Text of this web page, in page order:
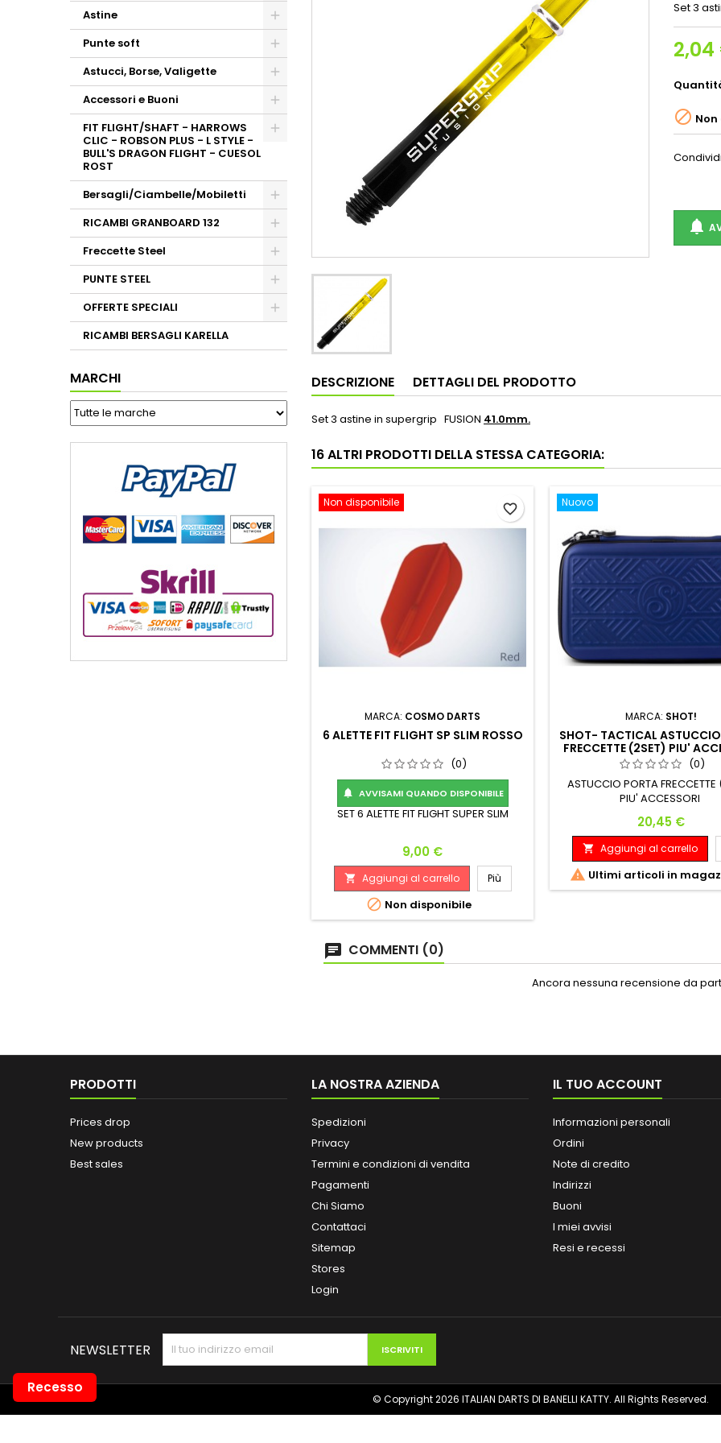
Astine
Punte soft
Astucci, Borse, Valigette
Accessori e Buoni
FIT FLIGHT/SHAFT - HARROWS
CLIC - ROBSON PLUS - L STYLE -
BULL'S DRAGON FLIGHT - CUESOL
ROST
Bersagli/Ciambelle/Mobiletti
RICAMBI GRANBOARD 132
Freccette Steel
PUNTE STEEL
OFFERTE SPECIALI
RICAMBI BERSAGLI KARELLA
MARCHI
Set 3

Condividi

DESCRIZIONE DETTAGLI DEL PRODOTTO
Set 3 astine in supergrip FUSION 41.0mm.
16 ALTRI PRODOTTI DELLA STESSA CATEGORIA:
Non disponibile
MARCA: COSMO DARTS
6 ALETTE FIT FLIGHT SP SLIM ROSSO
(0)
 AVVISAMI QUANDO DISPONIBILE
SET 6 ALETTE FIT FLIGHT SUPER SLIM
Prezzo
9,00 €
 Aggiungi al carrello Più
 Non disponibile
favorite_border Nuovo
MARCA: SHOT!
SHOT- TACTICAL
FRECCETTE (2SET) PIU'
BLU
(0)
ASTUCCIO PORTA FRECCETTE
PIU' ACCESSORI
Prezzo
20,45 €
 Aggiungi al carrello
 Ultimi articoli in
COMMENTI (0)
Ancora nessuna recensione da
PRODOTTI
Prices drop
New products
Best sales
LA NOSTRA AZIENDA
Spedizioni
Privacy
Termini e condizioni di vendita
Pagamenti
Chi Siamo
Contattaci
Sitemap
Stores
Login
IL TUO ACCOUNT
Informazioni personali
Ordini
Note di credito
Indirizzi
Buoni
I miei avvisi
Resi e recessi
NEWSLETTER
© Copyright 2026 ITALIAN DARTS DI BANELLI KATTY. All Rights Reserved.
Recesso